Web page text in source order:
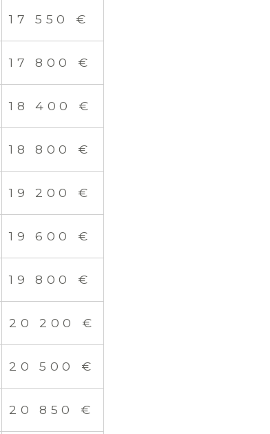
17 550 €
17 800 €
18 400 €
18 800 €
19 200 €
19 600 €
19 800 €
20 200 €
20 500 €
20 850 €